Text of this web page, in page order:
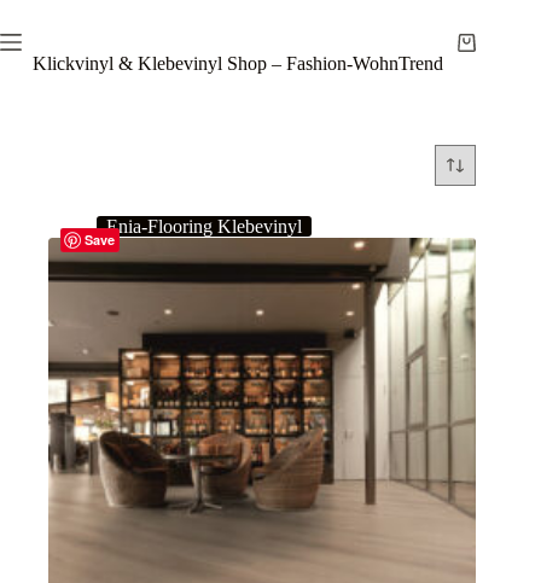
Inhalt
springenKlickvinyl & Klebevinyl Shop – Fashion-WohnTrend
Warenkorb
Save
Enia-Flooring Klebevinyl